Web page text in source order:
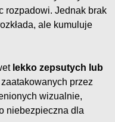
rozpadowi. Jednak brak
ale kumuluje
lekko zepsutych lub
przez
wizualnie,
niebezpieczna dla